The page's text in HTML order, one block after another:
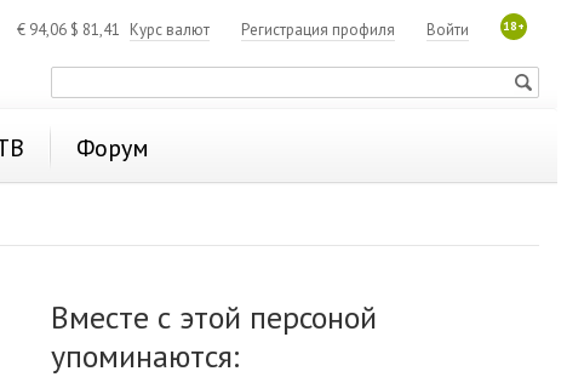
€ 94,06 $ 81,41 Курс валют 18+
Войти
Регистрация профиля
Форум
Вместе с этой персоной
упоминаются: